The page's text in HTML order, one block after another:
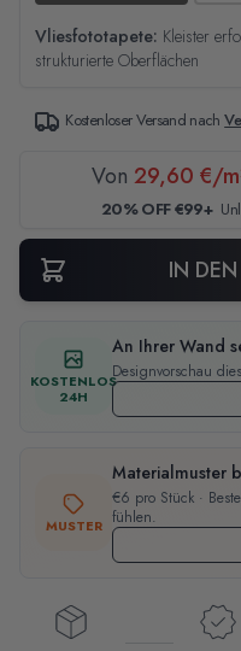
Vliesfototapete: Kleister
strukturierte Oberflächen
Kostenloser Versand nach
Von 29,60 €/
20% OFF €99+
IN
KOSTENLOS
24H
An Ihrer Wand
Designvorschau
MUSTER
Materialmuster
€6 pro Stück ·
fühlen.